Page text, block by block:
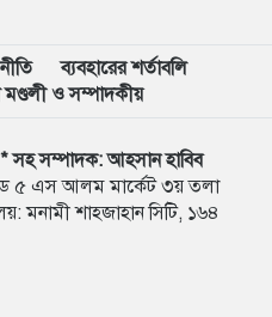
বৈঠক, তবু টেকেনি সরকার
এর আত্মপ্রকাশ, নূরের
ব্যবহারের শর্তাবলি
মণ্ডলী ও সম্পাদকীয়
সহ সম্পাদক: আহসান হাবিব
রোড ৫ এস আলম মার্কেট ৩য় তলা
মনামী শাহজাহান সিটি, ১৬৪